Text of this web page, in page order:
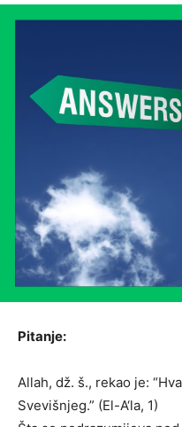
Pitanje:
Allah, dž. š., rekao je:
Svevišnjeg.” (El-A‘la, 1)